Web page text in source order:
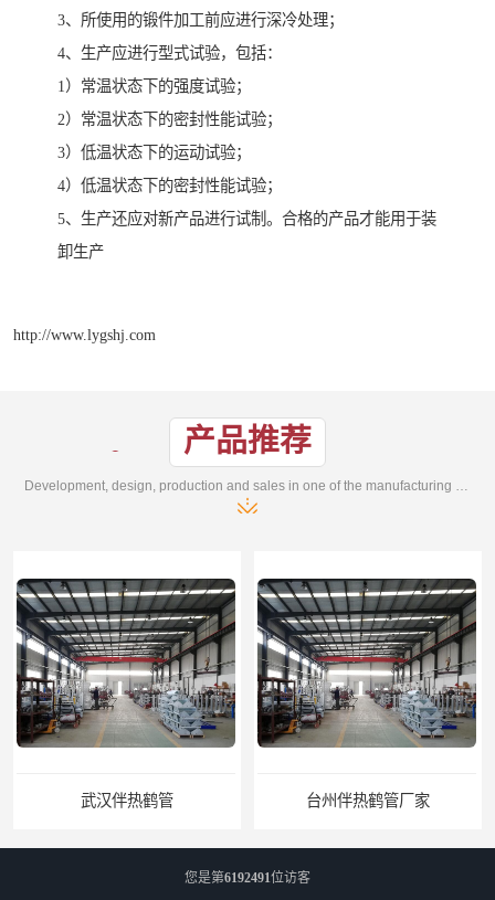
3、所使用的锻件加工前应进行深冷处理；
4、生产应进行型式试验，包括：
1）常温状态下的强度试验；
2）常温状态下的密封性能试验；
3）低温状态下的运动试验；
4）低温状态下的密封性能试验；
5、生产还应对新产品进行试制。合格的产品才能用于装
卸生产
http://www.lygshj.com
产品推荐
您是第6192491位访客